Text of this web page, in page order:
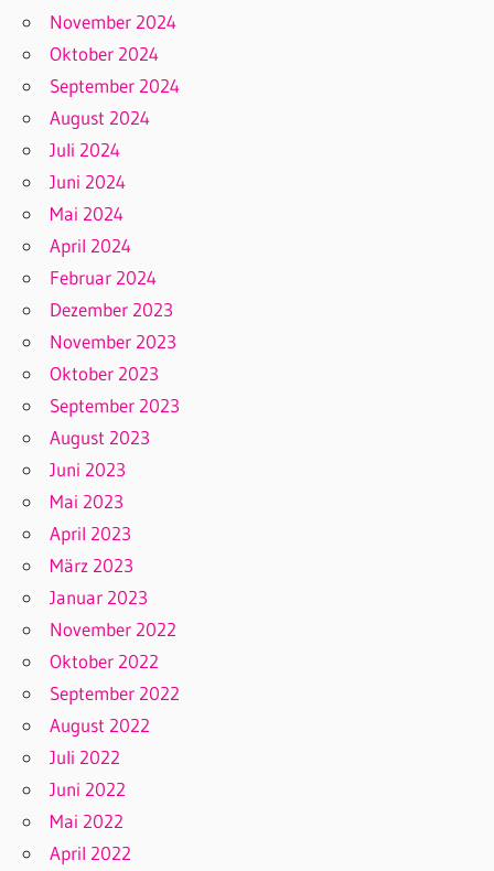
November 2024
Oktober 2024
September 2024
August 2024
Juli 2024
Juni 2024
Mai 2024
April 2024
Februar 2024
Dezember 2023
November 2023
Oktober 2023
September 2023
August 2023
Juni 2023
Mai 2023
April 2023
März 2023
Januar 2023
November 2022
Oktober 2022
September 2022
August 2022
Juli 2022
Juni 2022
Mai 2022
April 2022